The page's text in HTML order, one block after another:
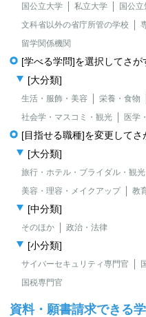
国公立大学 私立大学 国公立
文科省以外の省庁所管の学校
留学関係機関
[学べる学問]を選択してさが
[大分類]
生活・服飾・美容 栄養・食物
社会学・マスコミ・観光
医学
[目指せる職種]を変更してさ
[大分類]
旅行・ホテル・ブライダル・観光
美容・理容・メイクアップ
教
[中分類]
そのほか 政治・法律
[小分類]
サイバーセキュリティ専門官
国税専門官
資料・願書請求できる